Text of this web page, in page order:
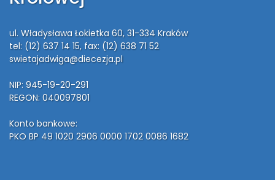
ul. Władysława Łokietka 60, 31-334 Kraków
tel: (12) 637 14 15, fax: (12) 638 71 52
swietajadwiga@diecezja.pl
NIP: 945-19-20-291
REGON: 040097801
Konto bankowe:
PKO BP 49 1020 2906 0000 1702 0086 1682